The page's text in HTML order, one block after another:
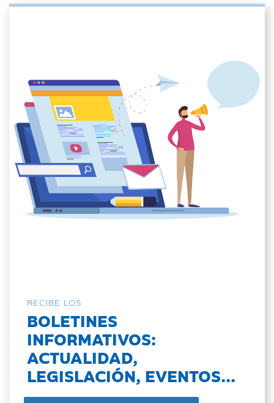
RECIBE LOS
BOLETINES
INFORMATIVOS:
ACTUALIDAD,
LEGISLACIÓN, EVENTOS...